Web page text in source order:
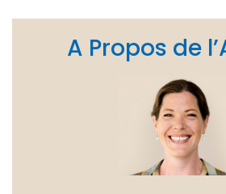
A Propos de